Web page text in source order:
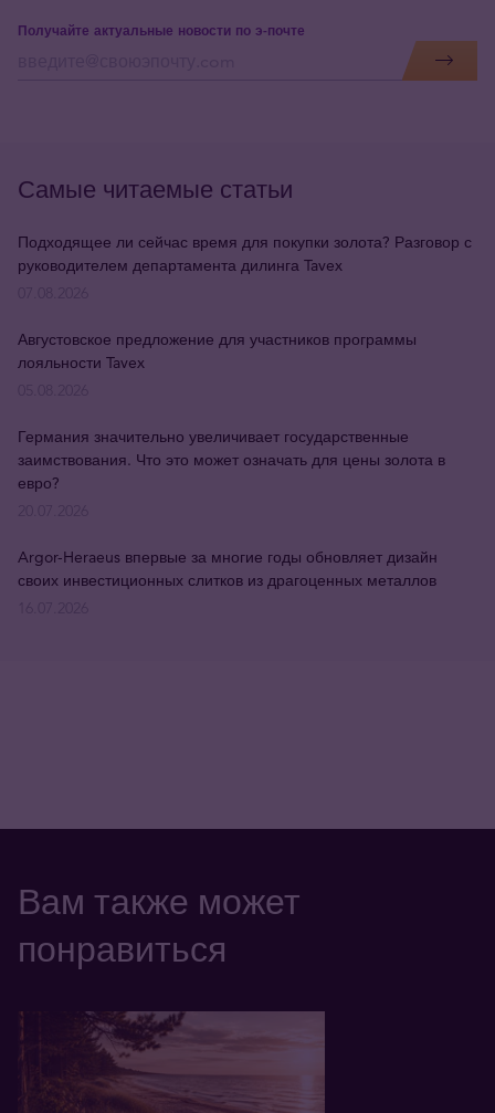
Получайте актуальные новости по э-почте
Самые читаемые статьи
Подходящее ли сейчас время для покупки золота? Разговор с
руководителем департамента дилинга Tavex
Августовское предложение для участников программы
лояльности Tavex
Германия значительно увеличивает государственные
заимствования. Что это может означать для цены золота в
евро?
Argor-Heraeus впервые за многие годы обновляет дизайн
своих инвестиционных слитков из драгоценных металлов
Вам также может
понравиться